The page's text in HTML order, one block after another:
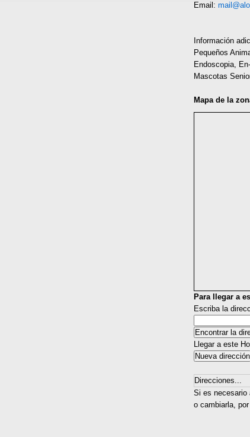
Email:
Información
Pequeños
Endoscopia,
Mascotas
Mapa de la
Para llegar a
Escriba la
Llegar a este
Direcciones...
Si es necesario
o cambiarla,